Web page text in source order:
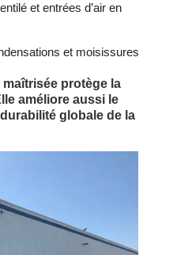
et entrées d’air en
et moisissures
protège la
améliore aussi le
globale de la